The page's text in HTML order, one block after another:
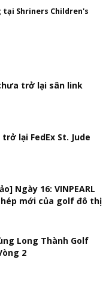
tại Shriners Children's
trở lại sân link
lại FedEx St. Jude
Ngày 16: VINPEARL
mới của golf đô thị
Long Thành Golf
2